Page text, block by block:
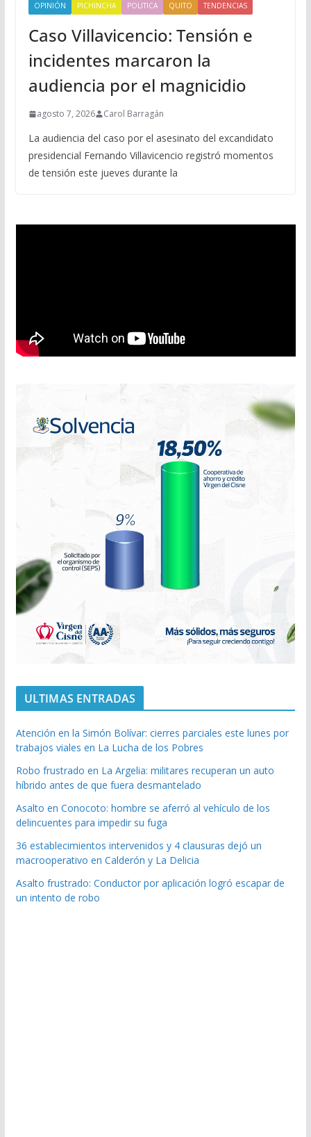
OPINIÓN
PICHINCHA POLITICA QUITO TENDENCIAS
Caso Villavicencio: Tensión e
incidentes marcaron la
audiencia por el magnicidio
agosto 7, 2026 Carol Barragán
La audiencia del caso por el asesinato del excandidato
presidencial Fernando Villavicencio registró momentos
de tensión este jueves durante la
ULTIMAS ENTRADAS
Atención en la Simón Bolívar: cierres parciales este lunes por
trabajos viales en La Lucha de los Pobres
Robo frustrado en La Argelia: militares recuperan un auto
híbrido antes de que fuera desmantelado
Asalto en Conocoto: hombre se aferró al vehículo de los
delincuentes para impedir su fuga
36 establecimientos intervenidos y 4 clausuras dejó un
macrooperativo en Calderón y La Delicia
Asalto frustrado: Conductor por aplicación logró escapar de
un intento de robo